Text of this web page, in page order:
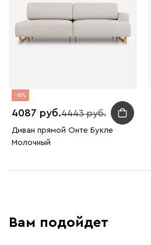
8
4087 4443
Диван прямой Онте Букле
Молочный
Вам подойдет